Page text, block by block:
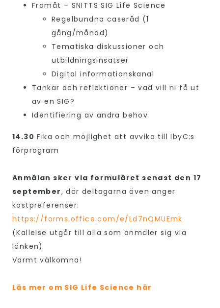
Framåt – SNITTS SIG Life Science
Regelbundna caseråd (1
gång/månad)
Tematiska diskussioner och
utbildningsinsatser
Digital informationskanal
Tankar och reflektioner – vad vill ni få ut
av en SIG?
Identifiering av andra behov
14.30 Fika och möjlighet att avvika till IbyC:s
förprogram
Anmälan sker via formuläret senast den 17
september, där deltagarna även anger
kostpreferenser:
https://forms.office.com/e/Ld7nQMUEmk
(Kallelse utgår till alla som anmäler sig via
länken)
Varmt välkomna!
Läs mer om SIG Life Science här